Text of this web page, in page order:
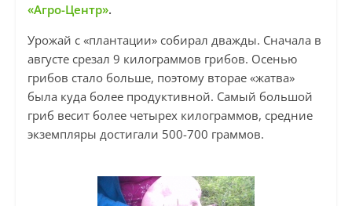
«Агро-Центр».
Урожай с «плантации» собирал дважды. Сначала в
августе срезал 9 килограммов грибов. Осенью
грибов стало больше, поэтому вторае «жатва»
была куда более продуктивной. Самый большой
гриб весит более четырех килограммов, средние
экземпляры достигали 500-700 граммов.